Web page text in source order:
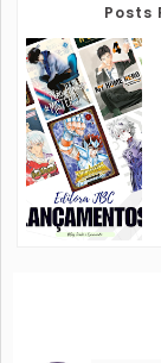
Posts